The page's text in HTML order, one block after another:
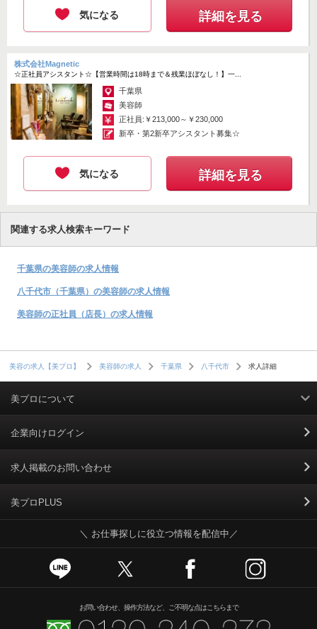
気になる 詳細を見る
株式会社Magnetic
☆正社員アシスタント☆【営業時間は18時まで＆残業ほぼなし！】一...
千葉県
美容師
正社員:￥213,000～￥230,000
新卒・第2新卒アシスタント募集☆
気になる 詳細を見る
関連する求人検索キーワード
千葉県の美容師の求人情報
八千代市（千葉県）の美容師の求人情報
美容師の正社員（店長）の求人情報
美容の求人【美プロ】 美容師の求人 千葉県 八千代市 求人詳細
美プロについて
利用規約
掲載規約
個人情報保護ポリシー
個人情報のお取り扱いについて
Cookieポリシー
企業向けログイン
求人掲載のお問い合わせ
美プロPLUS
＼ お仕事探しに役立つ情報を配信中／
お問い合わせ、操作方法など、ご不明な点はこちらまで